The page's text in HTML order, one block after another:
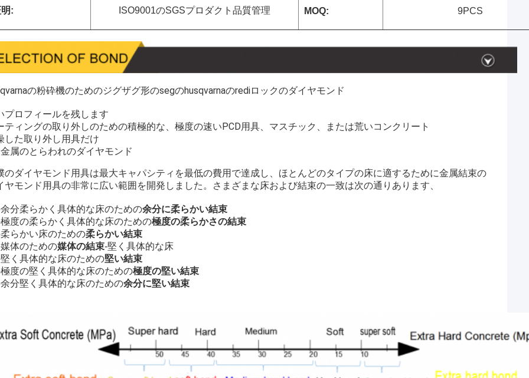
: ISO9001のSGSプロダクト品質管理 MOQ: 9PCS
の粉砕機のためのジグザグ形のsegのhusqvarnaのrediロックのダイヤモンド
プロフィールを残します
ティングの取り外しのための積極的な、極度の速いPCD用具、マスチック、または荒いコンクリート
した取り外し用具だけ
属のとらわれのダイヤモンド
のダイヤモンド用具は最大キャパシティを最低の費用で達成し、ほとんどのタイプの床に適するために金属結束の
ヤモンド用具の非常に広い範囲を開発しました。さまざまな床および結束の一致は次の通りあります、
分柔らかく具体的な床のための余分に柔らかい結束
度の柔らかく具体的な床のための極度の柔らかさの結束
らかい床のための柔らかい結束
体のための媒体の結束-堅く具体的な床
く具体的な床のための堅い結束
度の堅く具体的な床のための極度の堅い結束
分堅く具体的な床のための余分に堅い結束